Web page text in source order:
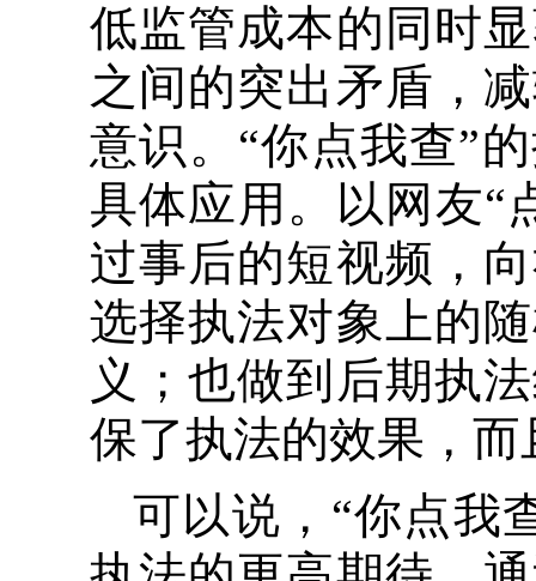
低监管成本的同时
之间的突出矛盾，
意识。“你点我查”
具体应用。以网友“
过事后的短视频，
选择执法对象上的
义；也做到后期执
保了执法的效果，
可以说，“你点我